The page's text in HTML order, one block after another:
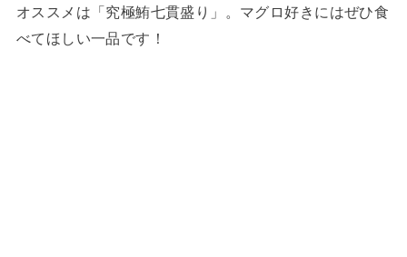
オススメは「究極鮪七貫盛り」。マグロ好きにはぜひ食
べてほしい一品です！